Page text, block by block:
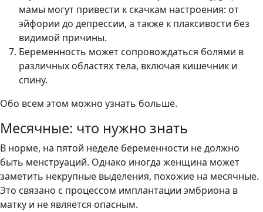
мамы могут привести к скачкам настроения: от
эйфории до депрессии, а также к плаксивости без
видимой причины.
Беременность может сопровождаться болями в
различных областях тела, включая кишечник и
спину.
Обо всем этом можно узнать больше.
Месячные: что нужно знать
В норме, на пятой неделе беременности не должно
быть менструаций. Однако иногда женщина может
заметить некрупные выделения, похожие на месячные.
Это связано с процессом имплантации эмбриона в
матку и не является опасным.